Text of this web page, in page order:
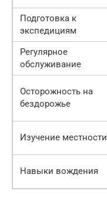
Подготовка к
экспедициям
Регулярное
обслуживание
Осторожность на
бездорожье
Изучение местности
Навыки вождения